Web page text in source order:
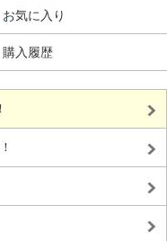
お気に入り
購入履歴